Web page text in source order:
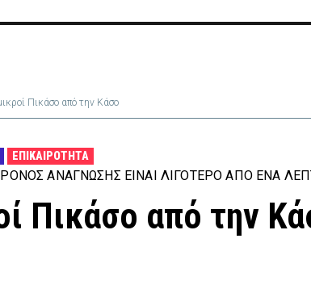
Πικάσο από την Κάσο
ΕΠΙΚΑΙΡΌΤΗΤΑ
ΑΝΆΓΝΩΣΗΣ ΕΊΝΑΙ ΛΙΓΌΤΕΡΟ ΑΠΌ ΈΝΑ
Πικάσο από την